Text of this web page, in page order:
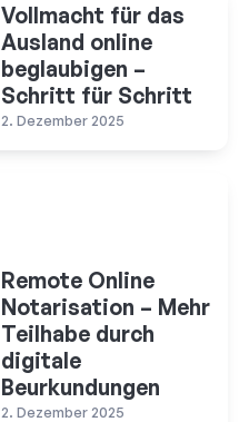
Vollmacht für das
Ausland online
beglaubigen –
Schritt für Schritt
2. Dezember 2025
Remote Online
Notarisation – Mehr
Teilhabe durch
digitale
Beurkundungen
2. Dezember 2025